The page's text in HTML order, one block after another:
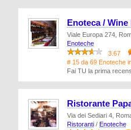
Enoteca /
Viale Europa 274,
Enoteche
3.67
# 15 da 69 Enoteche
Fai TU la prima
Ristorante
Via dei Sediari 4,
Ristoranti / Enoteche